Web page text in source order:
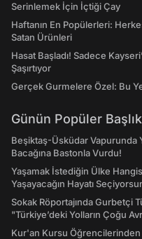
Serinlemek İçin İçtiği Çay
Haftanın En Popülerleri:
Satan Ürünleri
Hasat Başladı! Sadece
Şaşırtıyor
Gerçek Gurmelere Özel: Bu
Günün Popüler
Beşiktaş-Üsküdar Vapurunda
Bacağına Bastonla Vurdu!
Yaşamak İstediğin Ülke
Yaşayacağın Hayatı
Sokak Röportajında Gurbetçi
"Türkiye’deki Yolların Çoğu
Kur'an Kursu Öğrencilerinden